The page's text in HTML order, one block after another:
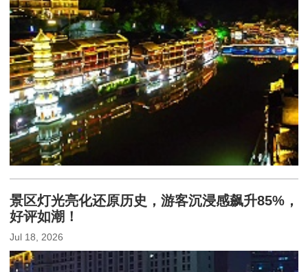
景区灯光亮化还原历史，游客沉浸感飙升85%，
好评如潮！
Jul 18, 2026